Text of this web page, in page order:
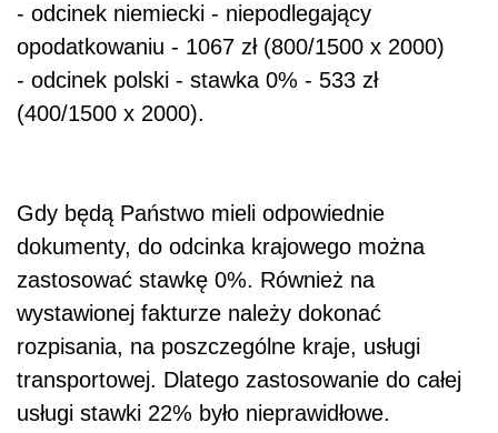
- odcinek niemiecki - niepodlegający
opodatkowaniu - 1067 zł (800/1500 x 2000)
- odcinek polski - stawka 0% - 533 zł
(400/1500 x 2000).
Gdy będą Państwo mieli odpowiednie
dokumenty, do odcinka krajowego można
zastosować stawkę 0%. Również na
wystawionej fakturze należy dokonać
rozpisania, na poszczególne kraje, usługi
transportowej. Dlatego zastosowanie do całej
usługi stawki 22% było nieprawidłowe.